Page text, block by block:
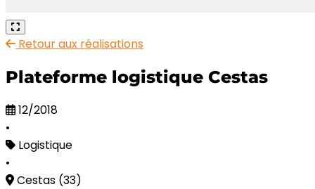
Retour aux réalisations
Plateforme logistique Cestas
12/2018
•
Logistique
•
Cestas (33)